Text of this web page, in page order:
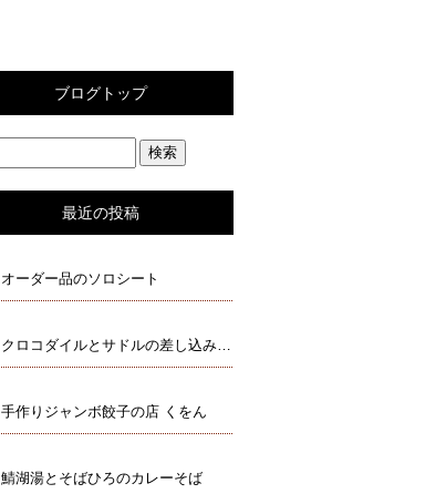
ブログトップ
最近の投稿
オーダー品のソロシート
クロコダイルとサドルの差し込みフラップコインケース
手作りジャンボ餃子の店 くをん
鯖湖湯とそばひろのカレーそば